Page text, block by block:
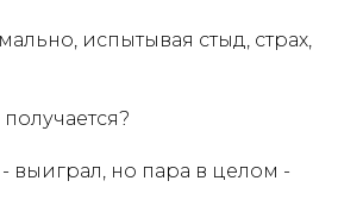
испытывая стыд, страх,
выиграл, но пара в целом -